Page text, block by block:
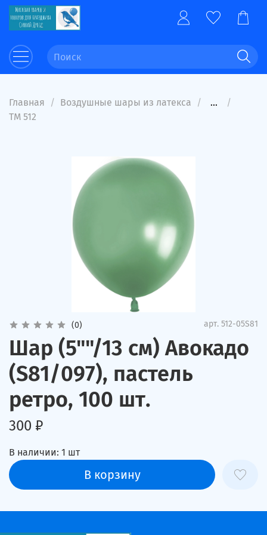
Главная Воздушные шары из латекса
...
ТМ 512
(0) арт. 512-05S81
Шар (5""/13 см) Авокадо
(S81/097), пастель
ретро, 100 шт.
300 ₽
В наличии: 1 шт
В корзину